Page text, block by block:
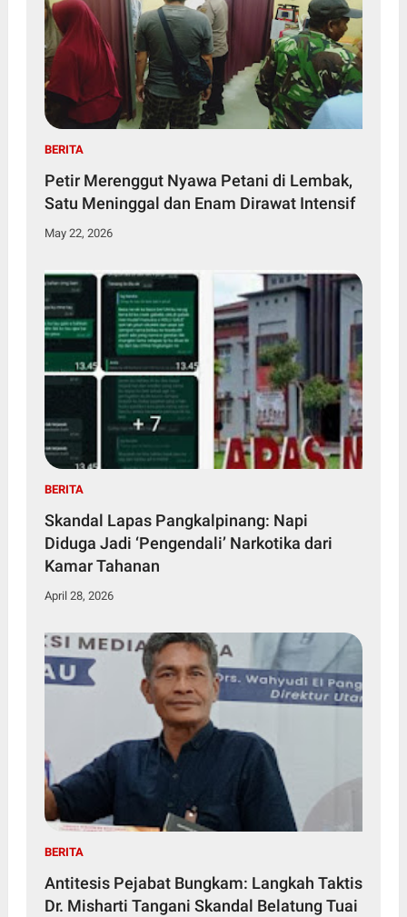
BERITA
Petir Merenggut Nyawa Petani di Lembak,
Satu Meninggal dan Enam Dirawat Intensif
May 22, 2026
BERITA
Skandal Lapas Pangkalpinang: Napi
Diduga Jadi ‘Pengendali’ Narkotika dari
Kamar Tahanan
April 28, 2026
BERITA
Antitesis Pejabat Bungkam: Langkah Taktis
Dr. Misharti Tangani Skandal Belatung Tuai